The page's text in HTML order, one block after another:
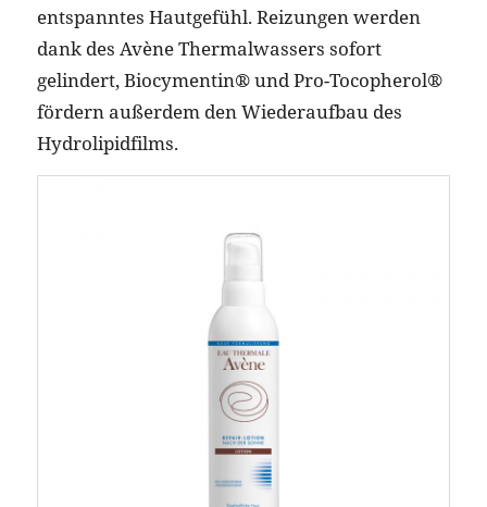
entspanntes Hautgefühl. Reizungen werden
dank des Avène Thermalwassers sofort
gelindert, Biocymentin® und Pro-Tocopherol®
fördern außerdem den Wiederaufbau des
Hydrolipidfilms.